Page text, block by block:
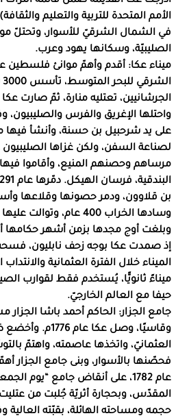
الأمم المتحدة للتربية والتعليم
في الشمال الشرقيّ للأسوار، وتحتلّ
الصليبيّة، وسكانها يهود وعرب.
ميناء عكا: أقدم وأهمّ موانئ فلسطين
الجرشانيين، تعتليه منارة، ثمّ صارت عكا
على يد شرحبيل بن حسنة، وأنشأ فيها
مرساهم وحصنهم المنيع، وأقاموا فيها
بن قلاوون، ودمر حصونها وقلاعها
وسادها الخراب 400 عام،
إذ صمدت عكا بوجه زحف نابليون، فسحب
الميناء خلال الفترة العثمانية
ميناءً ثانويًّا، يُستخدم فقط لقوارب
حيفا مع العالم الخارجيّ.
جامع الجزار: الحاكم أحمد باشا الجزار
وقاسيًا، وصل عكا
العثمانيّ، واتخذها عاصمته، واهتمّ
فحصّنها بالأسوار، وبنى جامع
عام 1782، على أنقاض جامع “يوم
المقدّس، وبحجارة أثريّة جُلبت من
حجمه ومساحته الهائلة، بقبّته العالية